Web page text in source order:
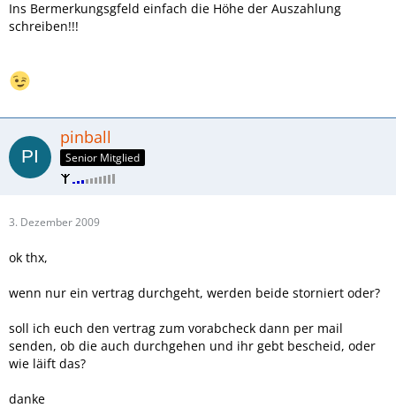
wann erfolgt die auszahlung ?
thx, super job den ihr macht
Ins Bermerkungsgfeld einfach die Höhe der Auszahlung
schreiben!!!
pinball
Senior Mitglied
3. Dezember 2009
ok thx,
wenn nur ein vertrag durchgeht, werden beide storniert oder?
soll ich euch den vertrag zum vorabcheck dann per mail
senden, ob die auch durchgehen und ihr gebt bescheid, oder
wie läift das?
danke